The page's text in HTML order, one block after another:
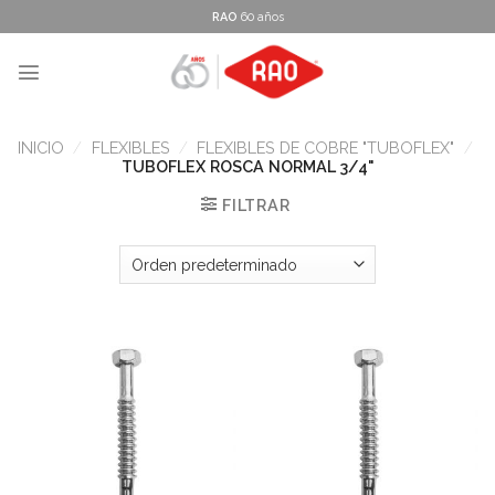
to
content
RAO 60 años
INICIO / FLEXIBLES / FLEXIBLES DE COBRE "TUBOFLEX"
/
TUBOFLEX ROSCA NORMAL 3/4"
FILTRAR